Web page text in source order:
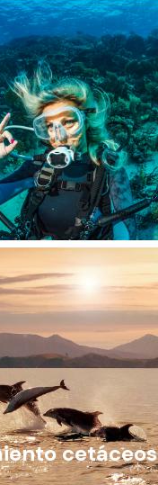
cetáceos